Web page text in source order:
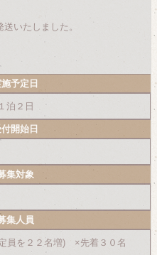
いたしました。
予定日
泊２日
開始日
集対象
集人員
員を２２名増) ×先着３０名